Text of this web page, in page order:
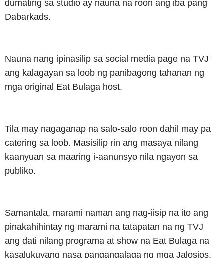
dumating sa studio ay nauna na roon ang iba pang
Dabarkads.
Nauna nang ipinasilip sa social media page na TVJ
ang kalagayan sa loob ng panibagong tahanan ng
mga original Eat Bulaga host.
Tila may nagaganap na salo-salo roon dahil may pa
catering sa loob. Masisilip rin ang masaya nilang
kaanyuan sa maaring i-aanunsyo nila ngayon sa
publiko.
Samantala, marami naman ang nag-iisip na ito ang
pinakahihintay ng marami na tatapatan na ng TVJ
ang dati nilang programa at show na Eat Bulaga na
kasalukuyang nasa pangangalaga ng mga Jalosjos.